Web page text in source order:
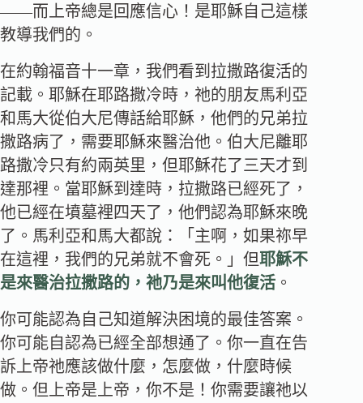
――而上帝總是回應信心！是耶穌自己這樣
教導我們的。
在約翰福音十一章，我們看到拉撒路復活的
記載。耶穌在耶路撒冷時，祂的朋友馬利亞
和馬大從伯大尼傳話給耶穌，他們的兄弟拉
撒路病了，需要耶穌來醫治他。伯大尼離耶
路撒冷只有約兩英里，但耶穌花了三天才到
達那裡。當耶穌到達時，拉撒路已經死了，
他已經在墳墓裡四天了，他們認為耶穌來晚
了。馬利亞和馬大都說：「主啊，如果祢早
在這裡，我們的兄弟就不會死。」但耶穌不
是來醫治拉撒路的，祂乃是來叫他復活 。
你可能認為自己知道解決困境的最佳答案。
你可能自認為已經全部想通了。你一直在告
訴上帝祂應該做什麼，怎麼做，什麼時候
做。但上帝是上帝，你不是！你需要讓祂以